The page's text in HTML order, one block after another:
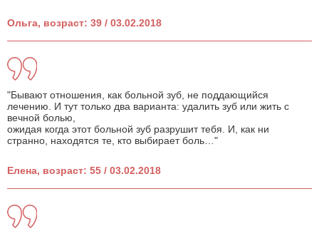
Ольга, возраст: 39 / 03.02.2018
"Бывают отношения, как больной зуб, не поддающийся
лечению. И тут только два варианта: удалить зуб или жить с
вечной болью,
ожидая когда этот больной зуб разрушит тебя. И, как ни
странно, находятся те, кто выбирает боль…"
Елена, возраст: 55 / 03.02.2018